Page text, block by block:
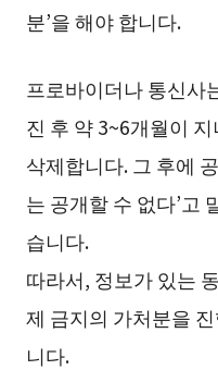
분’을 해야 합니다.
프로바이더나 통신사
진 후 약 3~6개월이
삭제합니다. 그 후에
는 공개할 수 없다’고
습니다.
따라서, 정보가 있는
제 금지의 가처분을
니다.